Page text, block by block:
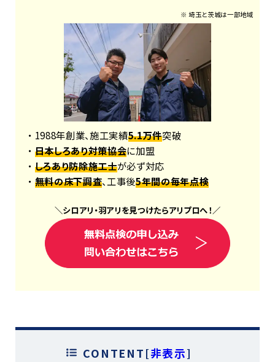
※ 埼玉と茨城は一部地域
・ 1988年創業、施工実績5.1万件突破
・ 日本しろあり対策協会に加盟
・ しろあり防除施工士が必ず対応
・ 無料の床下調査、工事後5年間の毎年点検
＼シロアリ ・羽アリを見つけたらアリプロへ！／
CONTENT[非表示]